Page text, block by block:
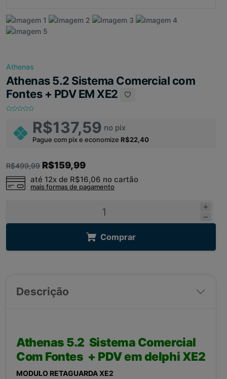
Athenas
Athenas 5.2 Sistema Comercial com
Fontes + PDV EM XE2
R$137,59 no pix
Pague com pix e economize R$22,40
R$499,99 R$159,99
até 12x de R$16,06 no cartão
mais formas de pagamento
Comprar
Descrição
Athenas 5.2 Sistema Comercial
Com Fontes + PDV em delphi XE2
MODULO RETAGUARDA XE2